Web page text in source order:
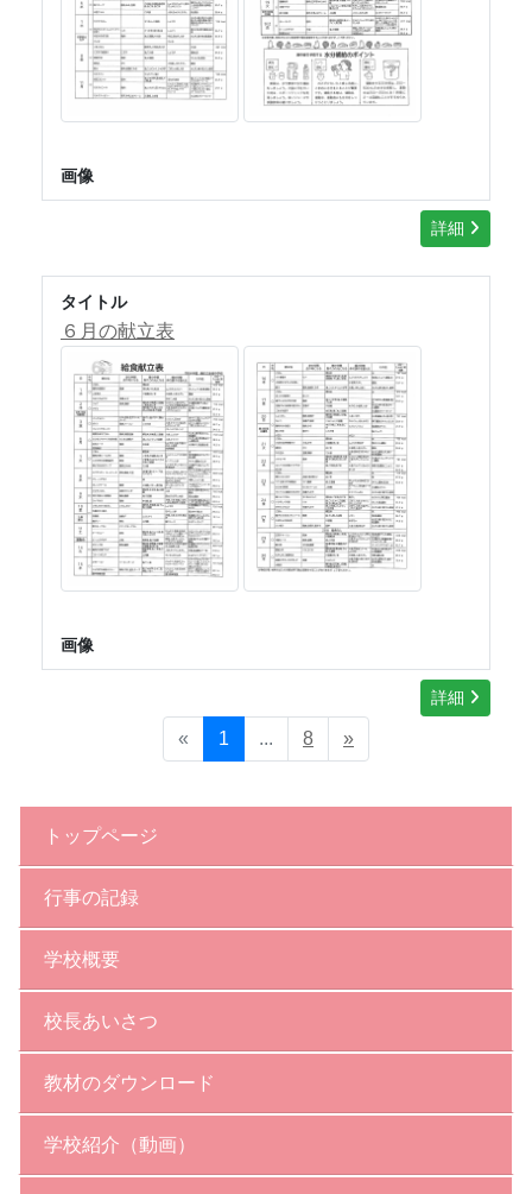
トップページ
行事の記録
学校概要
校長あいさつ
教材のダウンロード
学校紹介（動画）
画像
詳細
タイトル
６月の献立表
画像
詳細
« 1 ... 8 »